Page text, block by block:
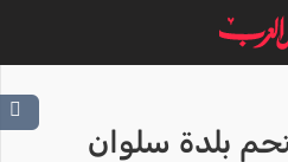
بلدة سلوان